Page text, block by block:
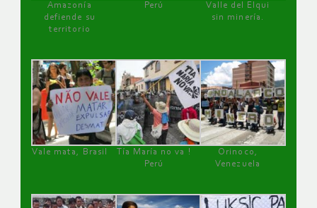
Amazonía
defiende su
territorio
Perú
Valle del Elqui
sin minería.
Vale mata, Brasil
Tía María no va !
Perú
Orinoco,
Venezuela